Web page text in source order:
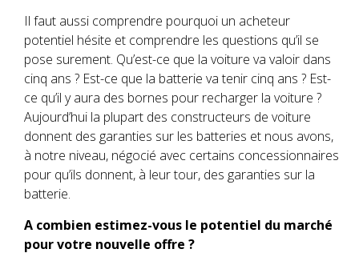
Il faut aussi comprendre pourquoi un acheteur
potentiel hésite et comprendre les questions qu’il se
pose surement. Qu’est-ce que la voiture va valoir dans
cinq ans ? Est-ce que la batterie va tenir cinq ans ? Est-
ce qu’il y aura des bornes pour recharger la voiture ?
Aujourd’hui la plupart des constructeurs de voiture
donnent des garanties sur les batteries et nous avons,
à notre niveau, négocié avec certains concessionnaires
pour qu’ils donnent, à leur tour, des garanties sur la
batterie.
A combien estimez-vous le potentiel du marché
pour votre nouvelle offre ?